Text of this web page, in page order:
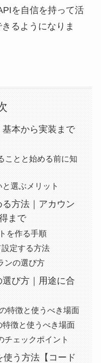
を自信を持って活
るようになりま
本から実装まで
ことと始める前に知
選ぶメリット
方法｜アカウン
まで
を作る手順
定する方法
ンの選び方
び方｜用途に合
特徴と使うべき場面
徴と使うべき場面
チェックポイント
使う方法【コード